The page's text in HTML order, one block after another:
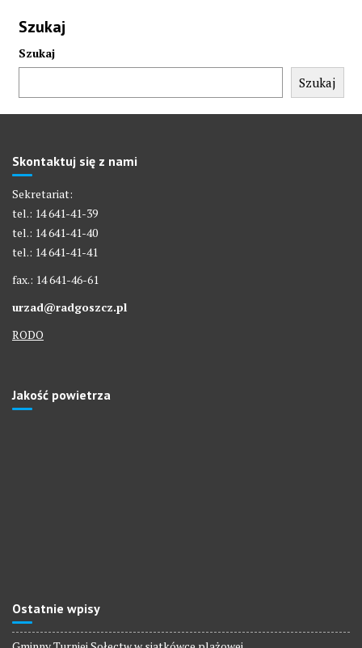
Szukaj
Szukaj
Szukaj
Skontaktuj się z nami
Sekretariat:
tel.: 14 641-41-39
tel.: 14 641-41-40
tel.: 14 641-41-41
fax.: 14 641-46-61
urzad@radgoszcz.pl
RODO
Jakość powietrza
Ostatnie wpisy